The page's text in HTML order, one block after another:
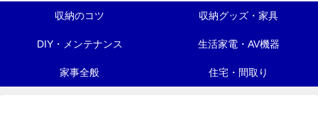
収納のコツ 収納グッズ・家具
DIY・メンテナンス 生活家電・AV機器
家事全般 住宅・間取り